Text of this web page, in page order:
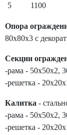
5 1100
Опора
80х80х3 с
Секции
-рама - 50х50х2,
-решетка -
Калитка -
-рама - 50х50х2,
-решетка -